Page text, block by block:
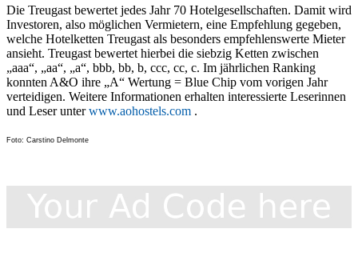
Die Treugast bewertet jedes Jahr 70 Hotelgesellschaften. Damit wird
Investoren, also möglichen Vermietern, eine Empfehlung gegeben,
welche Hotelketten Treugast als besonders empfehlenswerte Mieter
ansieht. Treugast bewertet hierbei die siebzig Ketten zwischen
„aaa“, „aa“, „a“, bbb, bb, b, ccc, cc, c. Im jährlichen Ranking
konnten A&O ihre „A“ Wertung = Blue Chip vom vorigen Jahr
verteidigen. Weitere Informationen erhalten interessierte Leserinnen
und Leser unterwww.aohostels.com .
Foto: Carstino Delmonte